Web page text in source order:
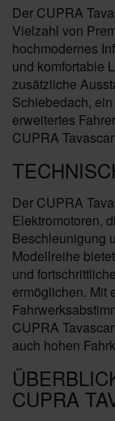
Der CUPRA
Vielzahl von
hochmodernes
und komfortable
zusätzliche
Schiebedach,
erweitertes
CUPRA
Der CUPRA
Elektromotoren,
Beschleunigung
Modellreihe
und
ermöglichen. Mit
CUPRA
auch hohen
CUPRA